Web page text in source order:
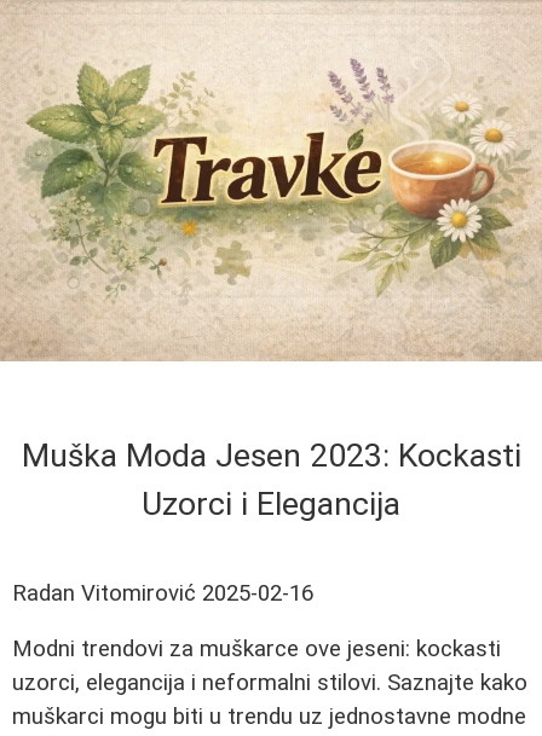
Muška Moda Jesen 2023: Kockasti
Uzorci i Elegancija
Radan Vitomirović 2025-02-16
Modni trendovi za muškarce ove jeseni: kockasti
uzorci, elegancija i neformalni stilovi. Saznajte kako
muškarci mogu biti u trendu uz jednostavne modne